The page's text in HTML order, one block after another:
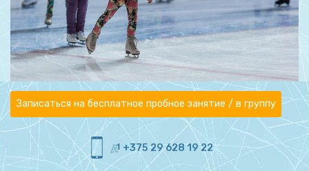
Записаться на бесплатное пробное занятие / в группу
+375 29 628 19 22